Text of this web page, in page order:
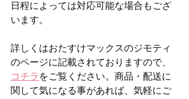
日程によっては対応可能な場合もござ
います。
詳しくはおたすけマックスのジモティ
のページに記載されておりますので、
コチラ をご覧ください。商品・配送に
関して気になる事があれば、気軽にご